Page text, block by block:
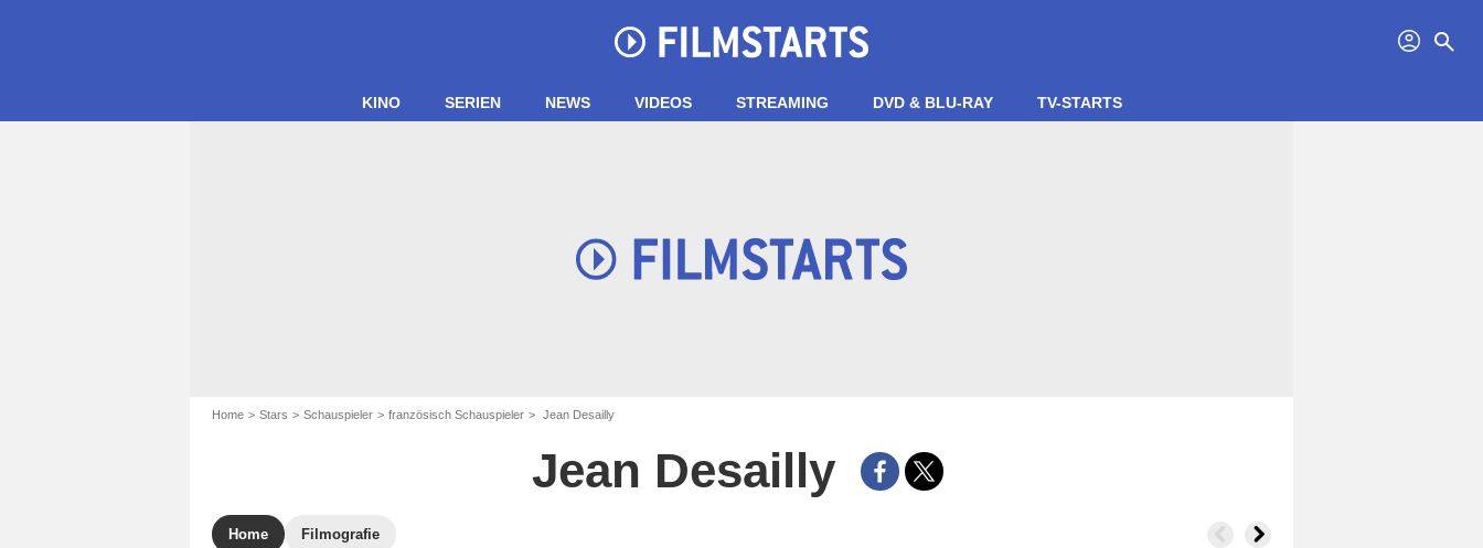
profil search
KINO SERIEN NEWS VIDEOS STREAMING DVD & BLU-RAY TV-STARTS
Home Stars Schauspieler französisch Schauspieler Jean Desailly
Jean Desailly
Home Filmografie